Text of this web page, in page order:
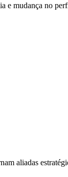
e mudança no
aliadas